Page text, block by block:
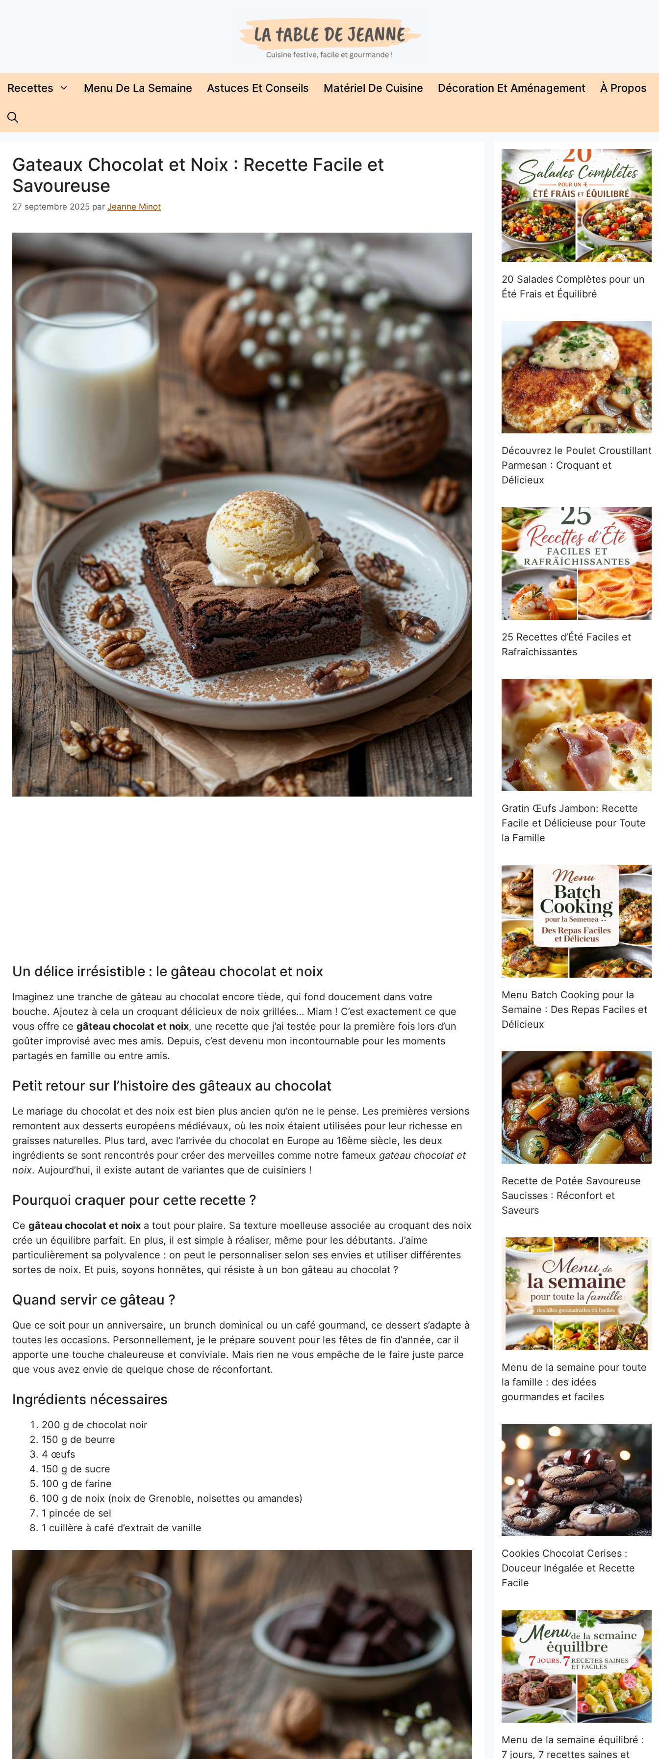
Recettes Menu De La Semaine Astuces Et Conseils Matériel De Cuisine Décoration Et Aménagement À Propos
Gateaux Chocolat et Noix : Recette Facile et
Savoureuse
27 septembre 2025 par Jeanne Minot
Un délice irrésistible : le gâteau chocolat et noix
Imaginez une tranche de gâteau au chocolat encore tiède, qui fond doucement dans votre
bouche. Ajoutez à cela un croquant délicieux de noix grillées… Miam ! C’est exactement ce que
vous offre ce gâteau chocolat et noix, une recette que j’ai testée pour la première fois lors d’un
goûter improvisé avec mes amis. Depuis, c’est devenu mon incontournable pour les moments
partagés en famille ou entre amis.
Petit retour sur l’histoire des gâteaux au chocolat
Le mariage du chocolat et des noix est bien plus ancien qu’on ne le pense. Les premières versions
remontent aux desserts européens médiévaux, où les noix étaient utilisées pour leur richesse en
graisses naturelles. Plus tard, avec l’arrivée du chocolat en Europe au 16ème siècle, les deux
ingrédients se sont rencontrés pour créer des merveilles comme notre fameux gateau chocolat et
noix. Aujourd’hui, il existe autant de variantes que de cuisiniers !
Pourquoi craquer pour cette recette ?
Ce gâteau chocolat et noix a tout pour plaire. Sa texture moelleuse associée au croquant des noix
crée un équilibre parfait. En plus, il est simple à réaliser, même pour les débutants. J’aime
particulièrement sa polyvalence : on peut le personnaliser selon ses envies et utiliser différentes
sortes de noix. Et puis, soyons honnêtes, qui résiste à un bon gâteau au chocolat ?
Quand servir ce gâteau ?
Que ce soit pour un anniversaire, un brunch dominical ou un café gourmand, ce dessert s’adapte à
toutes les occasions. Personnellement, je le prépare souvent pour les fêtes de fin d’année, car il
apporte une touche chaleureuse et conviviale. Mais rien ne vous empêche de le faire juste parce
que vous avez envie de quelque chose de réconfortant.
Ingrédients nécessaires
200 g de chocolat noir
150 g de beurre
4 œufs
150 g de sucre
100 g de farine
100 g de noix (noix de Grenoble, noisettes ou amandes)
1 pincée de sel
1 cuillère à café d’extrait de vanille
20 Salades Complètes pour un
Été Frais et Équilibré
Découvrez le Poulet Croustillant
Parmesan : Croquant et
Délicieux
25 Recettes d’Été Faciles et
Rafraîchissantes
Gratin Œufs Jambon: Recette
Facile et Délicieuse pour Toute
la Famille
Menu Batch Cooking pour la
Semaine : Des Repas Faciles et
Délicieux
Recette de Potée Savoureuse
Saucisses : Réconfort et
Saveurs
Menu de la semaine pour toute
la famille : des idées
gourmandes et faciles
Cookies Chocolat Cerises :
Douceur Inégalée et Recette
Facile
Menu de la semaine équilibré :
7 jours, 7 recettes saines et